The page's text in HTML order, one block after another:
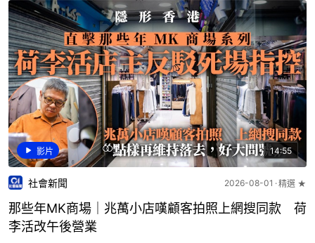
影片 14:55
社會新聞 2026-08-01 精選 ★
那些年MK商場｜兆萬小店嘆顧客拍照上網搜同款 荷
李活改午後營業